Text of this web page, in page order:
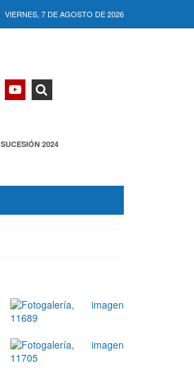
VIERNES, 7 DE AGOSTO DE 2026
SUCESIÓN 2024